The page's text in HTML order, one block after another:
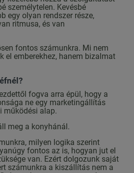
személytelen. Kevésbé
egy olyan rendszer része,
ritmusa, és van
fontos számunkra. Mi nem
el emberekhez, hanem bizalmat
fogva arra épül, hogy a
ne egy marketingállítás
működési alap.
meg a konyhánál.
milyen logika szerint
fontos az is, hogyan jut el
van. Ezért dolgozunk saját
számunkra a kiszállítás nem a